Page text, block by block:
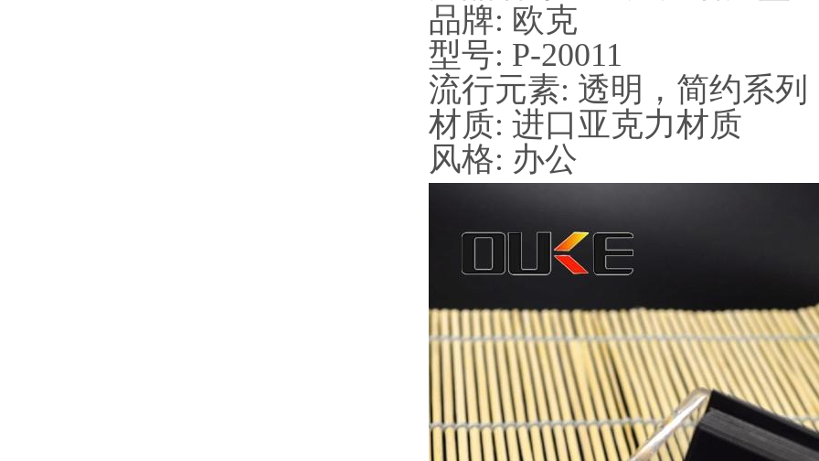
品牌: 欧克
型号: P-20011
流行元素: 透明，简约系列
材质: 进口亚克力材质
风格: 办公